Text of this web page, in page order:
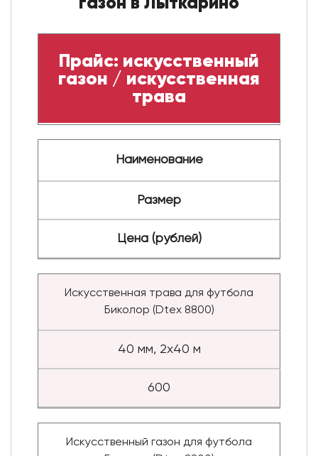
Прайс: искусственный
газон / искусственная
трава
Наименование
Размер
Цена (рублей)
Искусственная трава для футбола
Биколор (Dtex 8800)
40 мм, 2x40 м
600
Искусственный газон для футбола